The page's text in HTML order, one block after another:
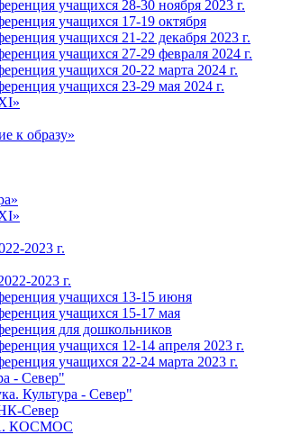
учащихся 28-30 ноября 2023 г.
учащихся 17-19 октября
учащихся 21-22 декабря 2023 г.
учащихся 27-29 февраля 2024 г.
учащихся 20-22 марта 2024 г.
учащихся 23-29 мая 2024 г.
к образу»
2023 г.
2023 г.
учащихся 13-15 июня
учащихся 15-17 мая
для дошкольников
учащихся 12-14 апреля 2023 г.
учащихся 22-24 марта 2023 г.
- Север"
Культура - Север"
Север
КОСМОС